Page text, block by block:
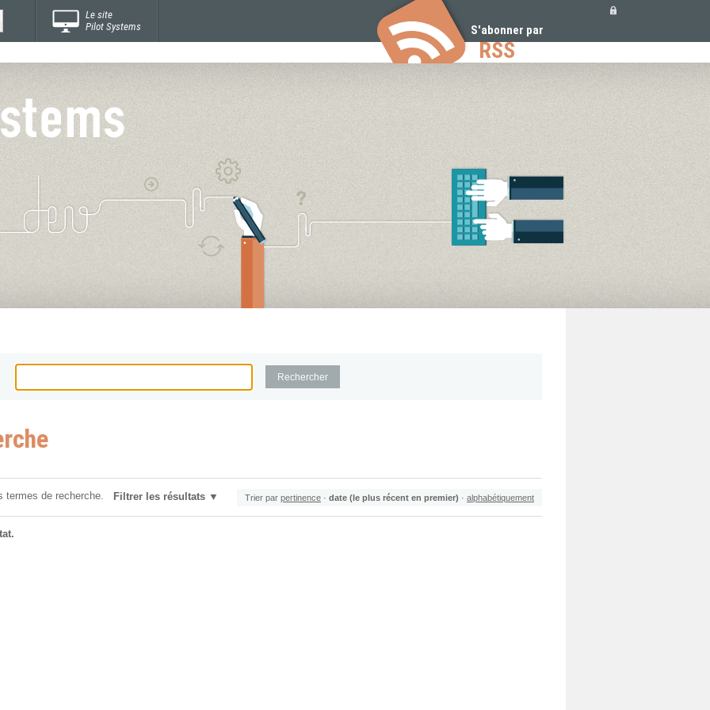
Le site
Pilot Systems
S'abonner par
RSS
termes de recherche. Filtrer les résultats Trier par pertinence · date (le plus récent en premier) · alphabétiquement